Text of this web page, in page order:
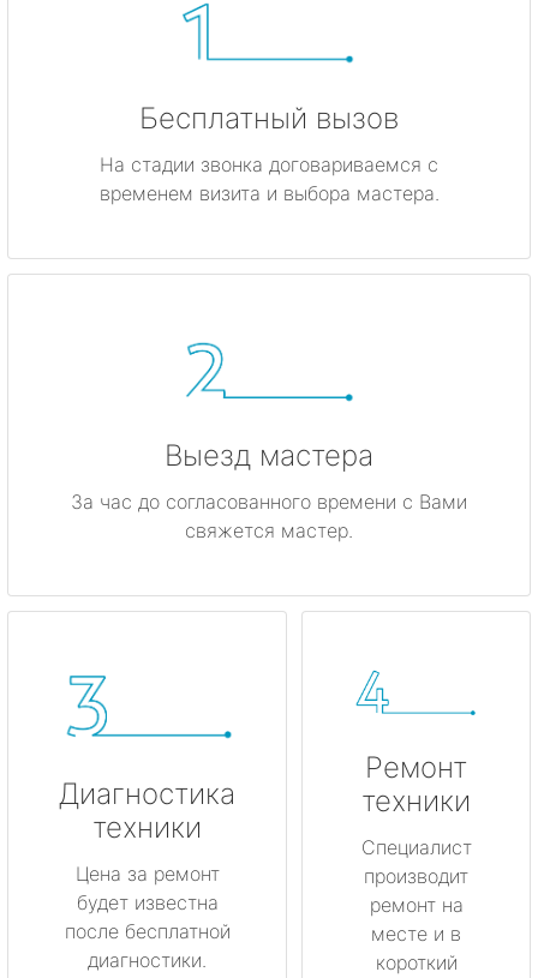
Бесплатный вызов
На стадии звонка договариваемся с
временем визита и выбора мастера.
Выезд мастера
За час до согласованного времени с Вами
свяжется мастер.
Диагностика
техники
Цена за ремонт
будет известна
после бесплатной
диагностики.
Ремонт
техники
Специалист
производит
ремонт на
месте и в
короткий